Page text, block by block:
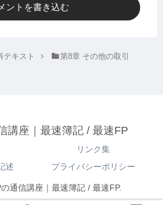
ントを書き込む
テキスト 第8章 その他の取引
講座｜最速簿記 / 最速FP
リンク集
述
プライバシーポリシー
通信講座｜最速簿記 / 最速FP.